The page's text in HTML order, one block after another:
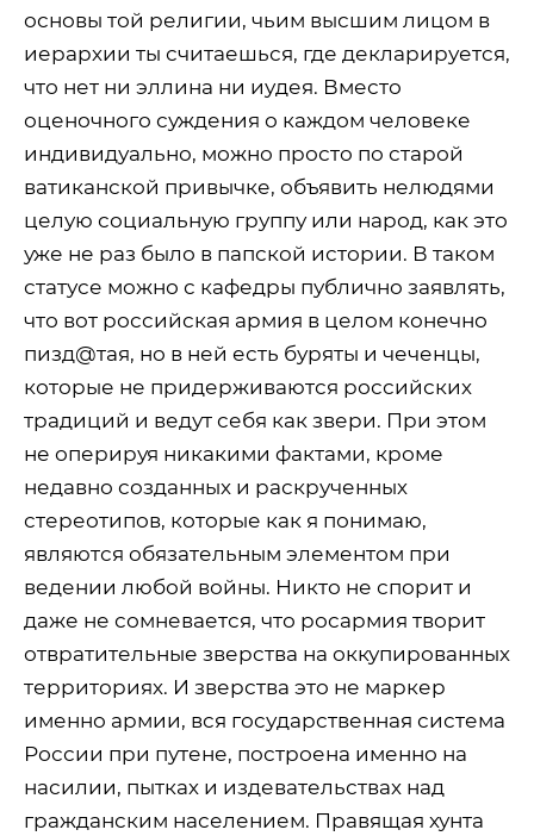
основы той религии, чьим высшим лицом в
иерархии ты считаешься, где декларируется,
что нет ни эллина ни иудея. Вместо
оценочного суждения о каждом человеке
индивидуально, можно просто по старой
ватиканской привычке, объявить нелюдями
целую социальную группу или народ, как это
уже не раз было в папской истории. В таком
статусе можно с кафедры публично заявлять,
что вот российская армия в целом конечно
пизд@тая, но в ней есть буряты и чеченцы,
которые не придерживаются российских
традиций и ведут себя как звери. При этом
не оперируя никакими фактами, кроме
недавно созданных и раскрученных
стереотипов, которые как я понимаю,
являются обязательным элементом при
ведении любой войны. Никто не спорит и
даже не сомневается, что росармия творит
отвратительные зверства на оккупированных
территориях. И зверства это не маркер
именно армии, вся государственная система
России при путене, построена именно на
насилии, пытках и издевательствах над
гражданским населением. Правящая хунта